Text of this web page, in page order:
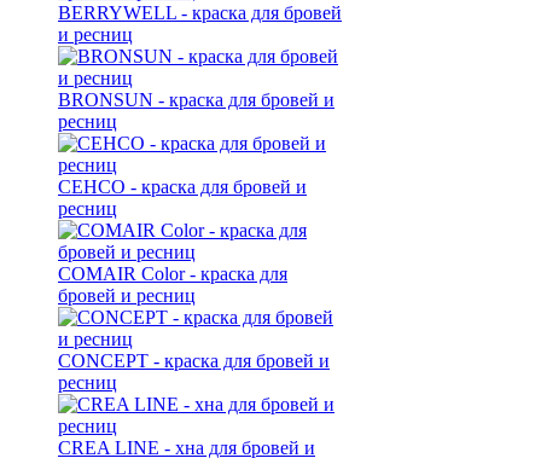
BERRYWELL - краска для бровей
и ресниц
BRONSUN - краска для бровей и
ресниц
CEHCO - краска для бровей и
ресниц
COMAIR Color - краска для
бровей и ресниц
CONCEPT - краска для бровей и
ресниц
CREA LINE - хна для бровей и